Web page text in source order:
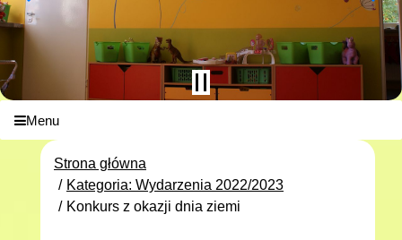
Menu
Strona główna
Kategoria: Wydarzenia 2022/2023
Konkurs z okazji dnia ziemi